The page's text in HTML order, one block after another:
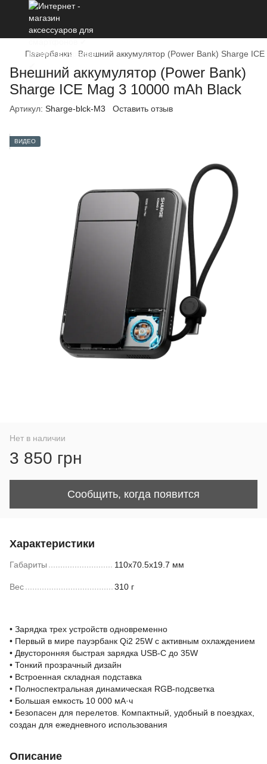
Павербанки Внешний аккумулятор (Power Bank) Sharge
Внешний аккумулятор (Power Bank)
Sharge ICE Mag 3 10000 mAh Black
Артикул: Sharge-blck-M3 Оставить отзыв
ВИДЕО
Нет в наличии
3 850 грн
Сообщить, когда появится
Характеристики
Габариты 110х70.5х19.7 мм
Вес 310 г
• Зарядка трех устройств одновременно
• Первый в мире пауэрбанк Qi2 25W с активным охлаждением
• Двусторонняя быстрая зарядка USB-C до 35W
• Тонкий прозрачный дизайн
• Встроенная складная подставка
• Полноспектральная динамическая RGB-подсветка
• Большая емкость 10 000 мА·ч
• Безопасен для перелетов. Компактный, удобный в поездках,
создан для ежедневного использования
Описание